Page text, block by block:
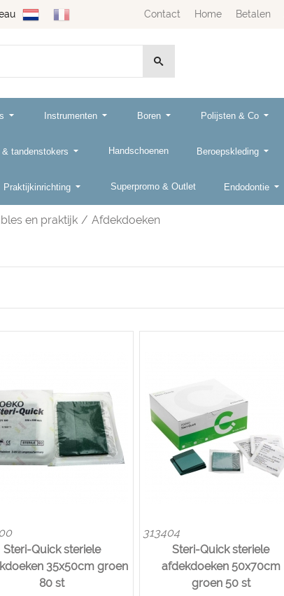
Contact Home Betalen
Instrumenten Boren Polijsten & Co
& tandenstokers Handschoenen Beroepskleding
Praktijkinrichting Superpromo & Outlet Endodontie
en praktijk / Afdekdoeken
Steri-Quick steriele
35x50cm groen
80 st
313404
Steri-Quick steriele
afdekdoeken 50x70cm
groen 50 st